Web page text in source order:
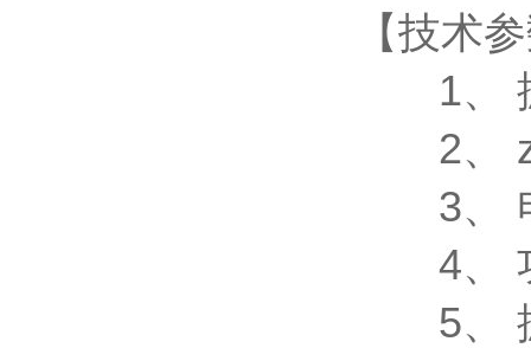
【技术
1、
2、
3、
4、
5、